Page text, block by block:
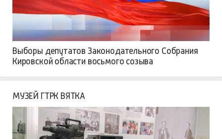
Выборы депутатов Законодательного Собрания
Кировской области восьмого созыва
МУЗЕЙ ГТРК ВЯТКА